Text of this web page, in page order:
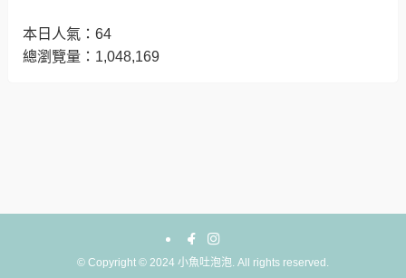
本日人氣：64
總瀏覽量：1,048,169
© Copyright © 2024 小魚吐泡泡. All rights reserved.